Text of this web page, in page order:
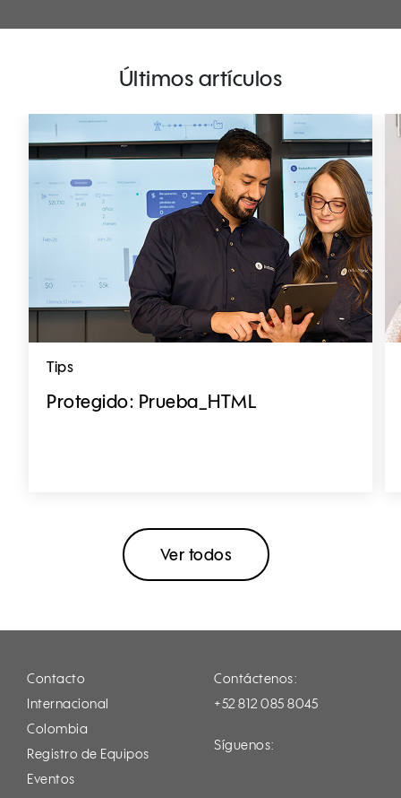
Últimos artículos
Tips
Protegido: Prueba_HTML
Ver todos
Contacto
Internacional
Colombia
Registro de Equipos
Eventos
Contáctenos:
+52 812 085 8045
Síguenos: